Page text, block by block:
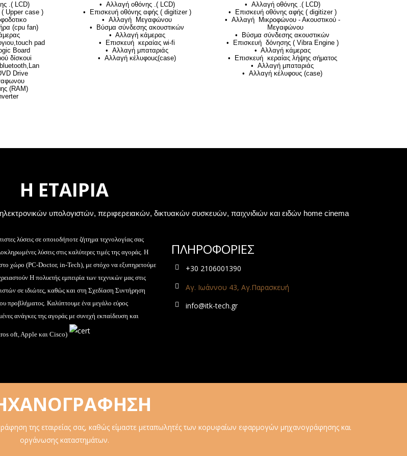
.( LCD)
Upper case )
(cpu fan)
pad
Board
δίσκουi
Drive
(RAM)
• Αλλαγή οθόνης .( LCD)
• Επισκευή οθόνης αφής ( digitizer )
• Αλλαγή Μεγαφώνου
• Βύσμα σύνδεσης ακουστικών
• Αλλαγή κάμερας
• Επισκευή κεραίας wi-fi
• Αλλαγή μπαταριάς
• Αλλαγή κέλυφοuς(case)
• Αλλαγή οθόνης .( LCD)
• Επισκευή οθόνης αφής ( digitizer )
• Αλλαγή Μικροφώνου - Ακουστικού -
Μεγαφώνου
• Βύσμα σύνδεσης ακουστικών
• Επισκευή δόνησης ( Vibra Engine )
• Αλλαγή κάμερας
• Επισκευή κεραίας λήψης σήματος
• Αλλαγή μπαταριάς
• Αλλαγή κέλυφους (case)
Η ΕΤΑΙΡΙΑ
υπολογιστών, περιφερειακών, δικτυακών συσκευών, παιχνιδιών και ειδών home cinema
λύσεις σε οποιοδήποτε ζήτημα τεχνολογίας σας
λύσεις στις καλύτερες τιμές της αγοράς. Η
χώρο (PC-Doctor, in-Tech), με στόχο να εξυπηρετούμε
Η πολυετής εμπειρία των τεχνικών μας στις
σε ιδιώτες, καθώς και στη Σχεδίαση Συντήρηση
προβλήματος. Καλύπτουμε ένα μεγάλο εύρος
ανάγκες της αγοράς με συνεχή εκπαίδευση και
oft, Apple και Cisco)
ΠΛΗΡΟΦΟΡΙΕΣ
+30 2106001390
Αγ. Ιωάννου 43, Αγ.Παρασκευή
info@itk-tech.gr
της εταιρείας σας, καθώς είμαστε μεταπωλητές των κορυφαίων εφαρμογών μηχανογράφησης και
οργάνωσης καταστημάτων.